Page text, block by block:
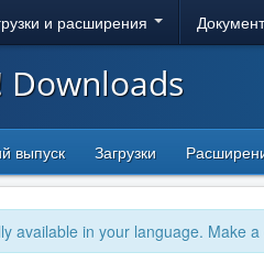
и расширения
Downloads
выпуск Загрузки
available in your language. Make